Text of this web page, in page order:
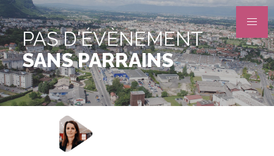
PAS D'ÉVÈNEMENT
SANS PARRAINS